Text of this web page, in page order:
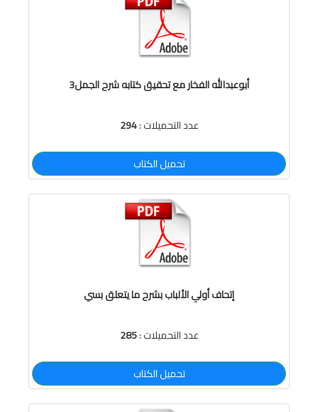
أبوعبدالله الفخار مع تحقيق كتابه شرح الجمل3
عدد التحميلات :294
تحميل الكتاب
إتحاف أولي الألباب بشرح ما يتعلق بسي
عدد التحميلات :285
تحميل الكتاب